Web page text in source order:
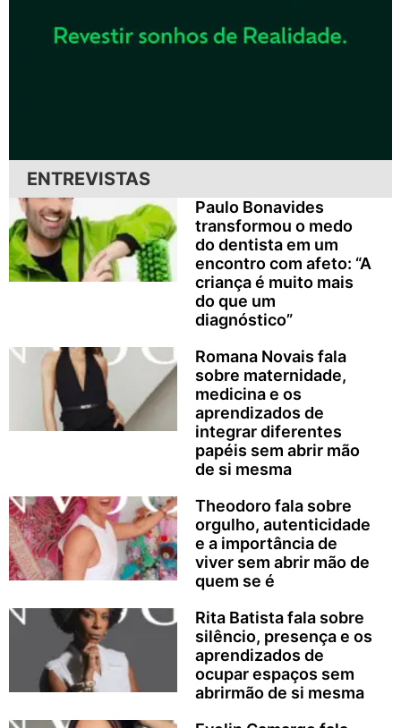
ENTREVISTAS
Paulo Bonavides
transformou o medo
do dentista em um
encontro com afeto: “A
criança é muito mais
do que um
diagnóstico”
Romana Novais fala
sobre maternidade,
medicina e os
aprendizados de
integrar diferentes
papéis sem abrir mão
de si mesma
Theodoro fala sobre
orgulho, autenticidade
e a importância de
viver sem abrir mão de
quem se é
Rita Batista fala sobre
silêncio, presença e os
aprendizados de
ocupar espaços sem
abrirmão de si mesma